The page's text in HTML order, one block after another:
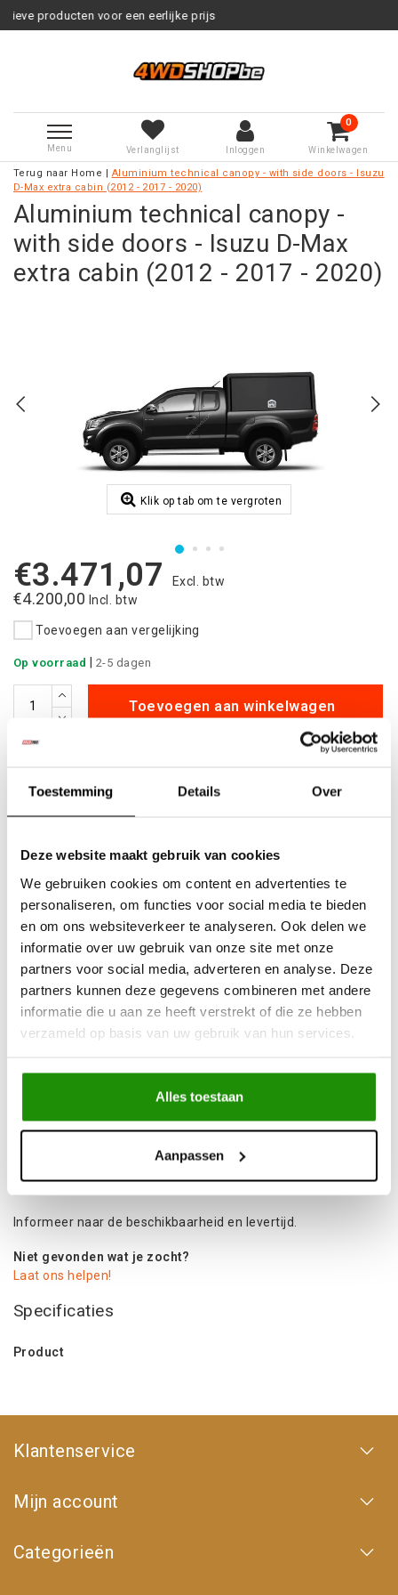
Toestemming Details Over
Deze website maakt gebruik van cookies
We gebruiken cookies om content en advertenties te
personaliseren, om functies voor social media te bieden
en om ons websiteverkeer te analyseren. Ook delen we
informatie over uw gebruik van onze site met onze
partners voor social media, adverteren en analyse. Deze
partners kunnen deze gegevens combineren met andere
informatie die u aan ze heeft verstrekt of die ze hebben
verzameld op basis van uw gebruik van hun services.
Alles toestaan
Aanpassen
voor een eerlijke prijs
Menu Verlanglijst Inloggen
0
Winkelwagen
Terug naar Home
Aluminium technical canopy - with side doors - Isuzu
D-Max extra cabin (2012 - 2017 - 2020)
Aluminium technical canopy -
with side doors - Isuzu D-Max
extra cabin (2012 - 2017 - 2020)
Klik op tab om te vergroten
€3.471,07 Excl. btw
€4.200,00 Incl. btw
Toevoegen aan vergelijking
Op voorraad 2-5 dagen
Toevoegen aan winkelwagen
Betaalbarekwalitatieve producten
Advies nodig?Bel ons op +32 (0)89203068
Verzending doorheel Europa
+500nieuwe producten
Deel dit product
Aluminium technical canopy - with
side doors - Isuzu D-Max extra cabin
(2012 - 2017 - 2020)
Informeer naar de beschikbaarheid en levertijd.
Niet gevonden wat je zocht?
Laat ons helpen!
Specificaties
Product
Klantenservice
Mijn account
Categorieën